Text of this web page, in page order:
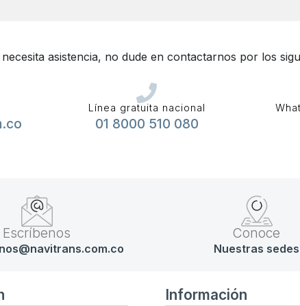
asistencia, no dude en contactarnos por los
Línea gratuita nacional
01 8000 510 080
Escríbenos Conoce
Nuestras sedes
Información